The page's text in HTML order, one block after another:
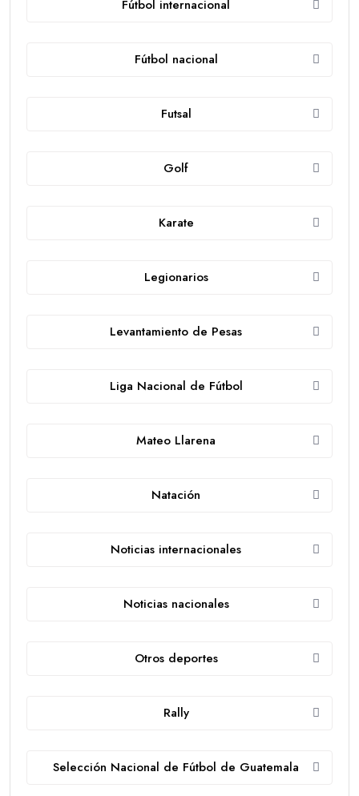
Fútbol internacional
Fútbol nacional
Futsal
Golf
Karate
Legionarios
Levantamiento de Pesas
Liga Nacional de Fútbol
Mateo Llarena
Natación
Noticias internacionales
Noticias nacionales
Otros deportes
Rally
Selección Nacional de Fútbol de Guatemala